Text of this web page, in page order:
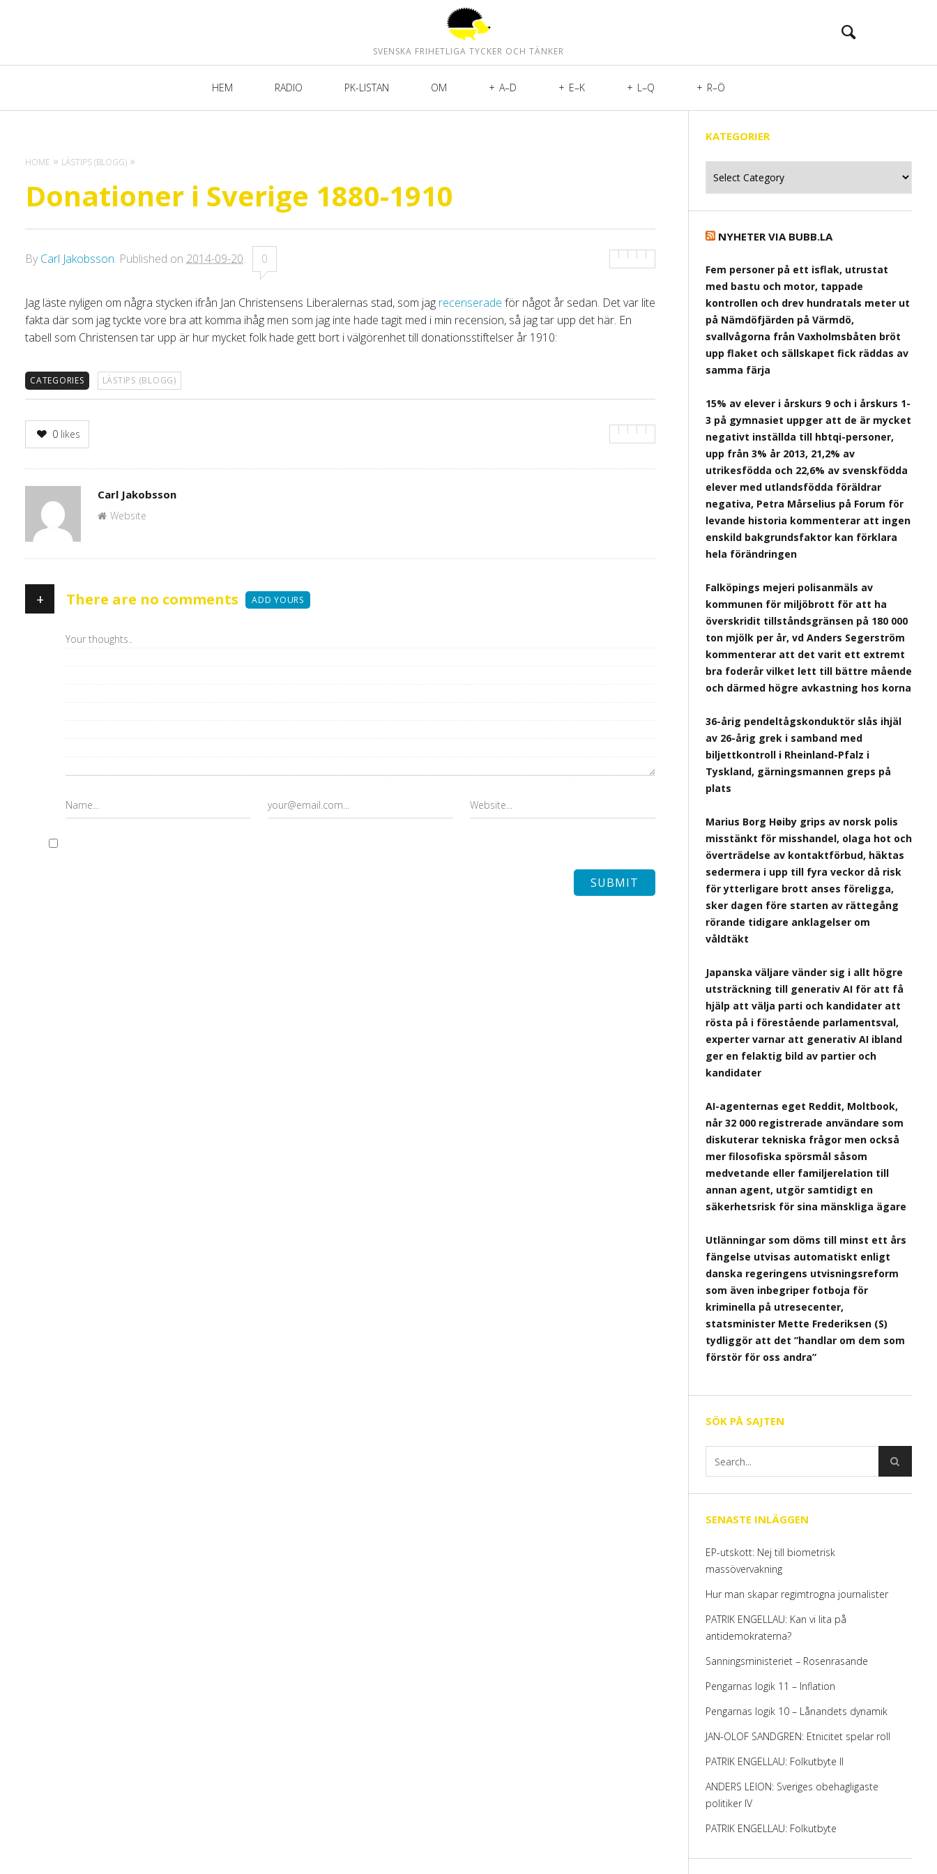
SVENSKA FRIHETLIGA TYCKER OCH TÄNKER
HEM RADIO PK-LISTAN OM A–D E–K L–Q R–Ö
HOME LÄSTIPS (BLOGG)
Donationer i Sverige 1880-1910
By Carl Jakobsson. Published on 2014-09-20. 0
Jag läste nyligen om några stycken ifrån Jan Christensens Liberalernas stad, som jag recenserade för något år sedan. Det var lite
fakta där som jag tyckte vore bra att komma ihåg men som jag inte hade tagit med i min recension, så jag tar upp det här. En
tabell som Christensen tar upp är hur mycket folk hade gett bort i välgörenhet till donationsstiftelser år 1910:
CATEGORIES LÄSTIPS (BLOGG)
0 likes
Author
Carl Jakobsson
Website
+ There are no comments ADD YOURS
KATEGORIER
NYHETER VIA BUBB.LA
Fem personer på ett isflak, utrustat
med bastu och motor, tappade
kontrollen och drev hundratals meter ut
på Nämdöfjärden på Värmdö,
svallvågorna från Vaxholmsbåten bröt
upp flaket och sällskapet fick räddas av
samma färja
15% av elever i årskurs 9 och i årskurs 1-
3 på gymnasiet uppger att de är mycket
negativt inställda till hbtqi-personer,
upp från 3% år 2013, 21,2% av
utrikesfödda och 22,6% av svenskfödda
elever med utlandsfödda föräldrar
negativa, Petra Mårselius på Forum för
levande historia kommenterar att ingen
enskild bakgrundsfaktor kan förklara
hela förändringen
Falköpings mejeri polisanmäls av
kommunen för miljöbrott för att ha
överskridit tillståndsgränsen på 180 000
ton mjölk per år, vd Anders Segerström
kommenterar att det varit ett extremt
bra foderår vilket lett till bättre mående
och därmed högre avkastning hos korna
36-årig pendeltågskonduktör slås ihjäl
av 26-årig grek i samband med
biljettkontroll i Rheinland-Pfalz i
Tyskland, gärningsmannen greps på
plats
Marius Borg Høiby grips av norsk polis
misstänkt för misshandel, olaga hot och
överträdelse av kontaktförbud, häktas
sedermera i upp till fyra veckor då risk
för ytterligare brott anses föreligga,
sker dagen före starten av rättegång
rörande tidigare anklagelser om
våldtäkt
Japanska väljare vänder sig i allt högre
utsträckning till generativ AI för att få
hjälp att välja parti och kandidater att
rösta på i förestående parlamentsval,
experter varnar att generativ AI ibland
ger en felaktig bild av partier och
kandidater
AI-agenternas eget Reddit, Moltbook,
når 32 000 registrerade användare som
diskuterar tekniska frågor men också
mer filosofiska spörsmål såsom
medvetande eller familjerelation till
annan agent, utgör samtidigt en
säkerhetsrisk för sina mänskliga ägare
Utlänningar som döms till minst ett års
fängelse utvisas automatiskt enligt
danska regeringens utvisningsreform
som även inbegriper fotboja för
kriminella på utresecenter,
statsminister Mette Frederiksen (S)
tydliggör att det ”handlar om dem som
förstör för oss andra”
SÖK PÅ SAJTEN
SENASTE INLÄGGEN
EP-utskott: Nej till biometrisk
massövervakning
Hur man skapar regimtrogna journalister
PATRIK ENGELLAU: Kan vi lita på
antidemokraterna?
Sanningsministeriet – Rosenrasande
Pengarnas logik 11 – Inflation
Pengarnas logik 10 – Lånandets dynamik
JAN-OLOF SANDGREN: Etnicitet spelar roll
PATRIK ENGELLAU: Folkutbyte II
ANDERS LEION: Sveriges obehagligaste
politiker IV
PATRIK ENGELLAU: Folkutbyte